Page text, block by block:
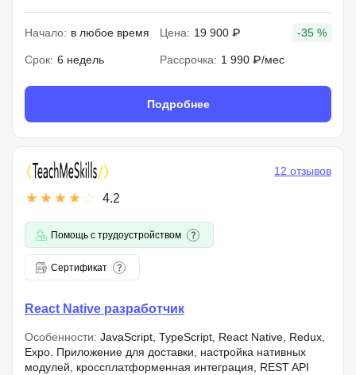
Начало: в любое время Цена: 19 900 ₽ -35 %
Срок: 6 недель Рассрочка: 1 990 ₽/мес
Подробнее
4.2
12 отзывов
Помощь с трудоустройством
Сертификат
React Native разработчик
Особенности: JavaScript, TypeScript, React Native, Redux,
Expo. Приложение для доставки, настройка нативных
модулей, кроссплатформенная интеграция, REST API